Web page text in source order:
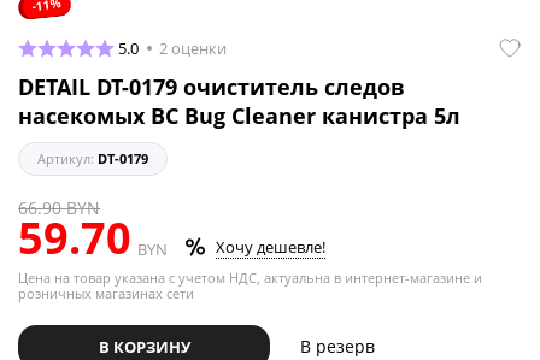
-11%
5.0 2 оценки
DETAIL DT-0179 очиститель следов
насекомых BC Bug Cleaner канистра 5л
Артикул: DT-0179
66.90BYN
59.70 BYN Хочу дешевле!
Цена на товар указана с учетом НДС, актуальна в интернет-магазине и
розничных магазинах сети
В КОРЗИНУ В резерв